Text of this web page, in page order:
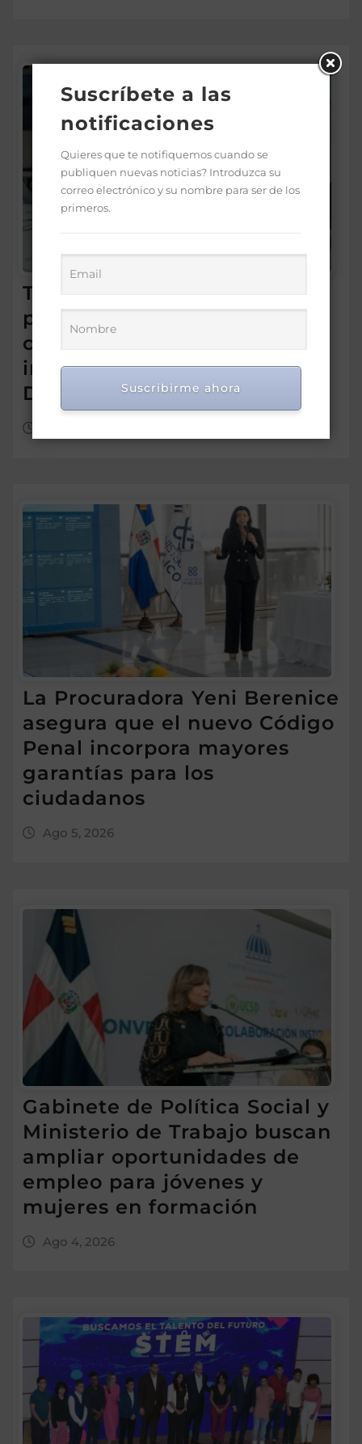
Tecnificación de Riego
presenta a empresarios
chilenos oportunidades de
inversión en República
Dominicana
La Procuradora Yeni Berenice
asegura que el nuevo Código
Penal incorpora mayores
garantías para los
ciudadanos
Ago 5, 2026
Gabinete de Política Social y
Ministerio de Trabajo buscan
ampliar oportunidades de
empleo para jóvenes y
mujeres en formación
Ago 4, 2026
Suscríbete a las
notificaciones
Quieres que te notifiquemos cuando se
publiquen nuevas noticias? Introduzca su
correo electrónico y su nombre para ser de los
primeros.
Suscribirme ahora